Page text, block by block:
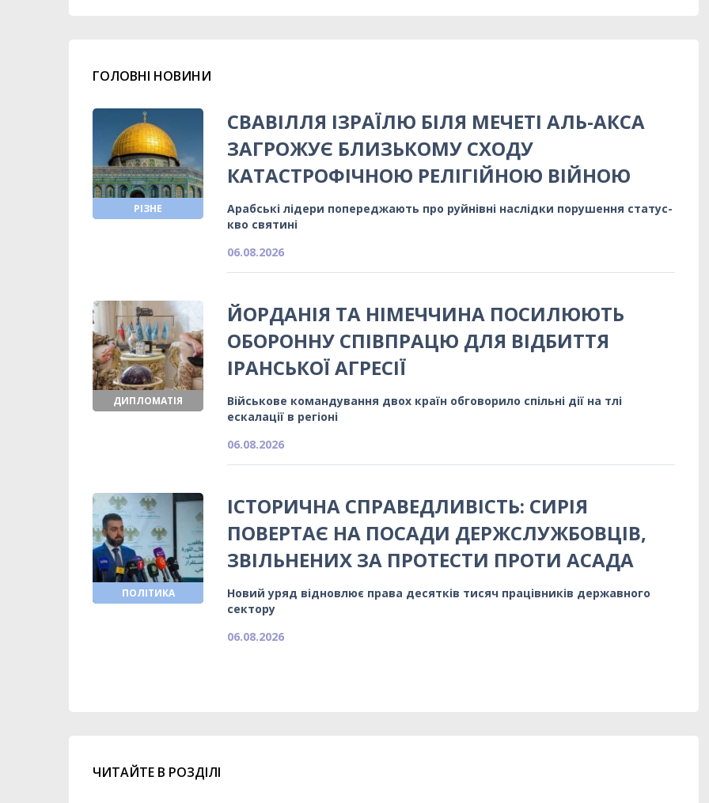
ГОЛОВНІ НОВИНИ
РІЗНЕ
СВАВІЛЛЯ ІЗРАЇЛЮ БІЛЯ МЕЧЕТІ АЛЬ-АКСА
ЗАГРОЖУЄ БЛИЗЬКОМУ СХОДУ
КАТАСТРОФІЧНОЮ РЕЛІГІЙНОЮ ВІЙНОЮ
Арабські лідери попереджають про руйнівні наслідки порушення статус-
кво святині
06.08.2026
ДИПЛОМАТІЯ
ЙОРДАНІЯ ТА НІМЕЧЧИНА ПОСИЛЮЮТЬ
ОБОРОННУ СПІВПРАЦЮ ДЛЯ ВІДБИТТЯ
ІРАНСЬКОЇ АГРЕСІЇ
Військове командування двох країн обговорило спільні дії на тлі
ескалації в регіоні
06.08.2026
ПОЛІТИКА
ІСТОРИЧНА СПРАВЕДЛИВІСТЬ: СИРІЯ
ПОВЕРТАЄ НА ПОСАДИ ДЕРЖСЛУЖБОВЦІВ,
ЗВІЛЬНЕНИХ ЗА ПРОТЕСТИ ПРОТИ АСАДА
Новий уряд відновлює права десятків тисяч працівників державного
сектору
06.08.2026
ЧИТАЙТЕ В РОЗДІЛІ